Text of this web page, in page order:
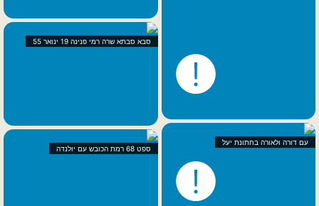
עם דורה ולאורה בחתונת יעל
סבא סבתא שרה רמי פנינה 19 ינואר 55
ספט 68 רמת הכובש עם יולנדה